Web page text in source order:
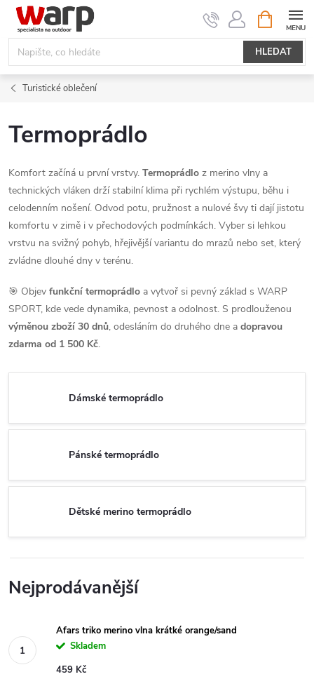
Přejít
obsah
HLEDAT
NÁKUPNÍ
KOŠÍK
Turistické oblečení
Termoprádlo
Komfort začíná u první vrstvy. Termoprádlo z merino vlny a
technických vláken drží stabilní klima při rychlém výstupu, běhu i
celodenním nošení. Odvod potu, pružnost a nulové švy ti dají jistotu
komfortu v zimě i v přechodových podmínkách. Vyber si lehkou
vrstvu na svižný pohyb, hřejivější variantu do mrazů nebo set, který
zvládne dlouhé dny v terénu.
🎯 Objev funkční termoprádlo a vytvoř si pevný základ s WARP
SPORT, kde vede dynamika, pevnost a odolnost. S prodlouženou
výměnou zboží 30 dnů, odesláním do druhého dne a dopravou
zdarma od 1 500 Kč.
Dámské termoprádlo
Pánské termoprádlo
Dětské merino termoprádlo
Nejprodávanější
Afars triko merino vlna krátké orange/sand
Skladem
459 Kč